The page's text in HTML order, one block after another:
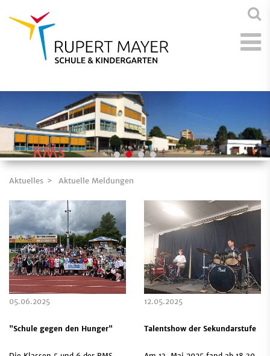
Aktuelles Aktuelle Meldungen
05.06.2025
"Schule gegen den Hunger"
12.05.2025
Talentshow der Sekundarstufe